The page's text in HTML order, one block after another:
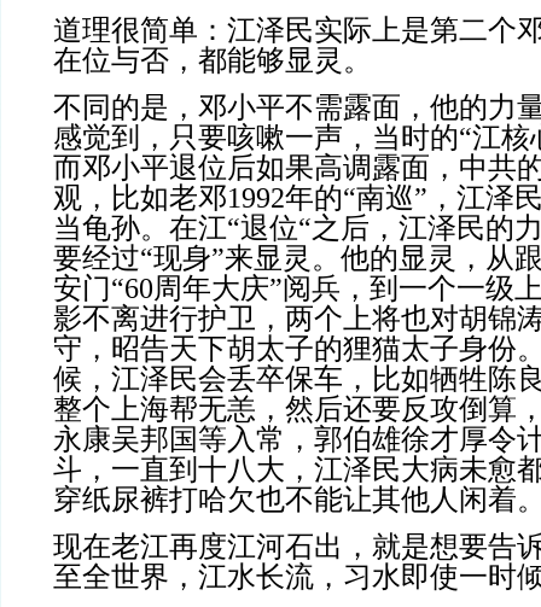
道理很简单：江泽民实际上是第二个
在位与否，都能够显灵。
不同的是，邓小平不需露面，他的力
感觉到，只要咳嗽一声，当时的“江核
而邓小平退位后如果高调露面，中共
观，比如老邓1992年的“南巡”，江泽
当龟孙。在江“退位“之后，江泽民的
要经过“现身”来显灵。他的显灵，从
安门“60周年大庆”阅兵，到一个一级
影不离进行护卫，两个上将也对胡锦
守，昭告天下胡太子的狸猫太子身份
候，江泽民会丢卒保车，比如牺牲陈
整个上海帮无恙，然后还要反攻倒算
永康吴邦国等入常，郭伯雄徐才厚令
斗，一直到十八大，江泽民大病未愈
穿纸尿裤打哈欠也不能让其他人闲着
现在老江再度江河石出，就是想要告
至全世界，江水长流，习水即使一时